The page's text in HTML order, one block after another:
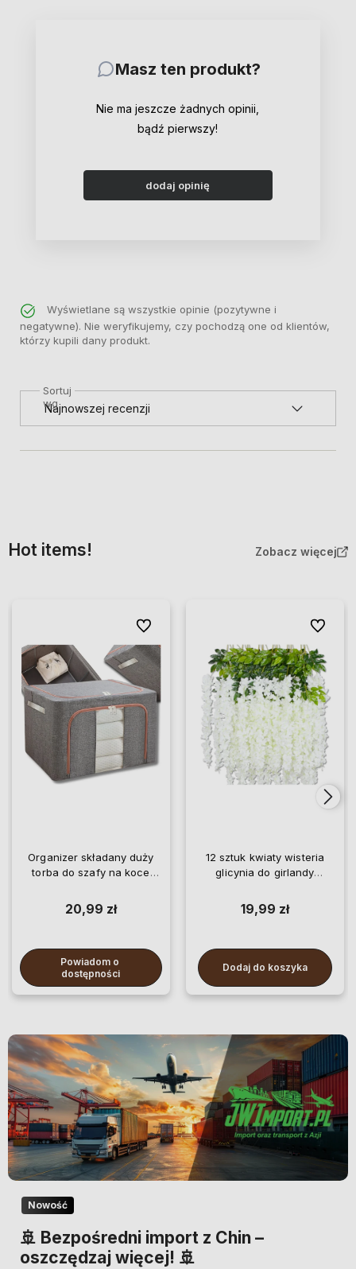
Masz ten produkt?
Nie ma jeszcze żadnych opinii,
bądź pierwszy!
dodaj opinię
Wyświetlane są wszystkie opinie (pozytywne i
negatywne). Nie weryfikujemy, czy pochodzą one od klientów,
którzy kupili dany produkt.
Sortuj
wg
Hot items! Zobacz więcej
Organizer składany duży
torba do szafy na koce
20,99 zł
Powiadom o
dostępności
Do ulubionych
12 sztuk kwiaty wisteria
glicynia do girlandy
19,99 zł
Dodaj do koszyka
Do
Nowość
🚢 Bezpośredni import z Chin –
oszczędzaj więcej! 🚢